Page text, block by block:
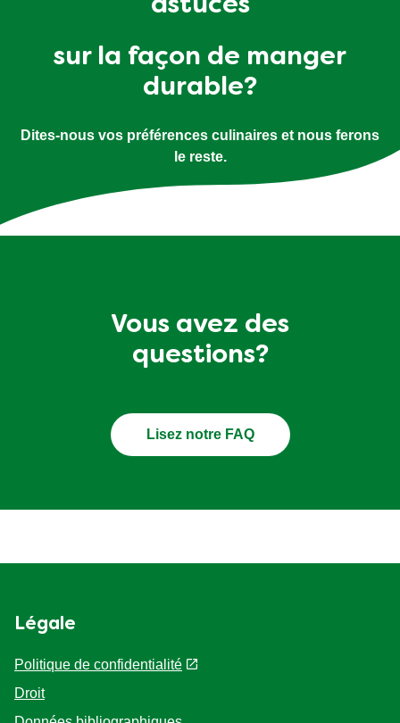
astuces
sur la façon de manger
durable?
Dites-nous vos préférences culinaires et nous ferons
le reste.
Vous avez des
questions?
Lisez notre FAQ
Légale
Politique de confidentialité
Droit